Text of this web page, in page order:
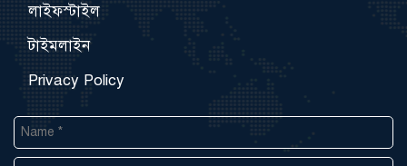
লাইফস্টাইল
টাইমলাইন
Privacy Policy